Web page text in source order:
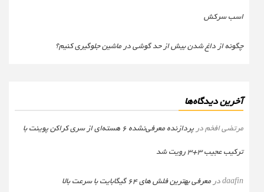
اسب سرکش
چگونه از داغ شدن بیش از حد گوشی در ماشین جلوگیری کنیم؟
آخرین دیدگاه‌ها
مرتضی افخمدر
پردازنده معرفی‌نشده 6 هسته‌ای از سری کراکن پوینت با
ترکیب عجیب 3+3 رویت شد
daafinدرمعرفی بهترین فلش های 64 گیگابایت با سرعت بالا